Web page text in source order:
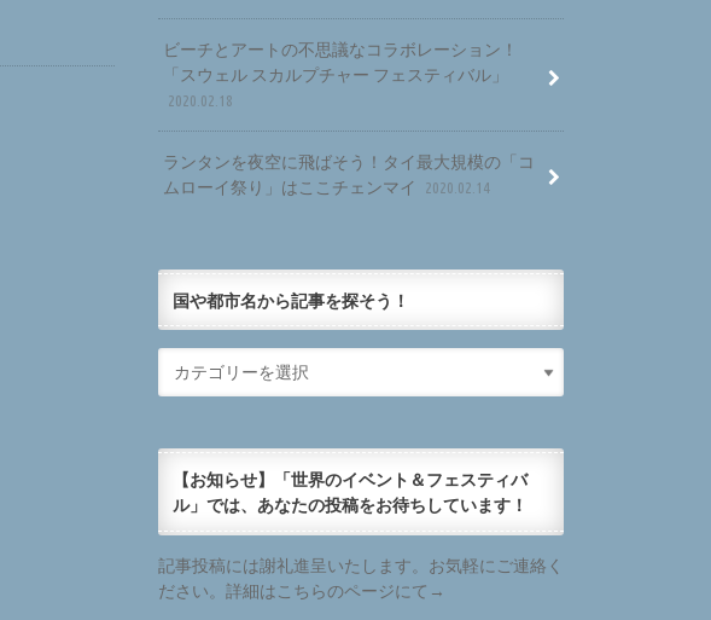
ビーチとアートの不思議なコラボレーション！
「スウェル スカルプチャー フェスティバル」
2020.02.18
ランタンを夜空に飛ばそう！タイ最大規模の「コ
ムローイ祭り」はここチェンマイ
2020.02.14
国や都市名から記事を探そう！
【お知らせ】「世界のイベント＆フェスティバ
ル」では、あなたの投稿をお待ちしています！
記事投稿には謝礼進呈いたします。お気軽にご連絡く
ださい。詳細はこちらのページにて→